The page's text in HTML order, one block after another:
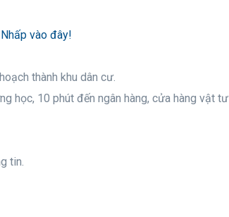
Nhấp vào đây!
thành khu dân cư.
học, 10 phút đến ngân hàng, cửa hàng vật tư
tin.